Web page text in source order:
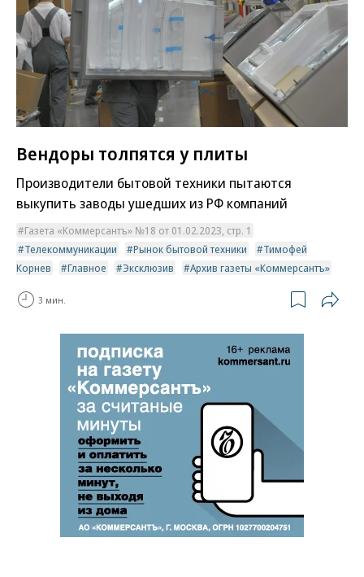
Вендоры толпятся у плиты
Производители бытовой техники пытаются
выкупить заводы ушедших из РФ компаний
Газета «Коммерсантъ» №18 от 01.02.2023, стр. 1
Телекоммуникации
Рынок бытовой техники
Тимофей
Корнев
Главное Эксклюзив Архив газеты «Коммерсантъ»
3 мин.